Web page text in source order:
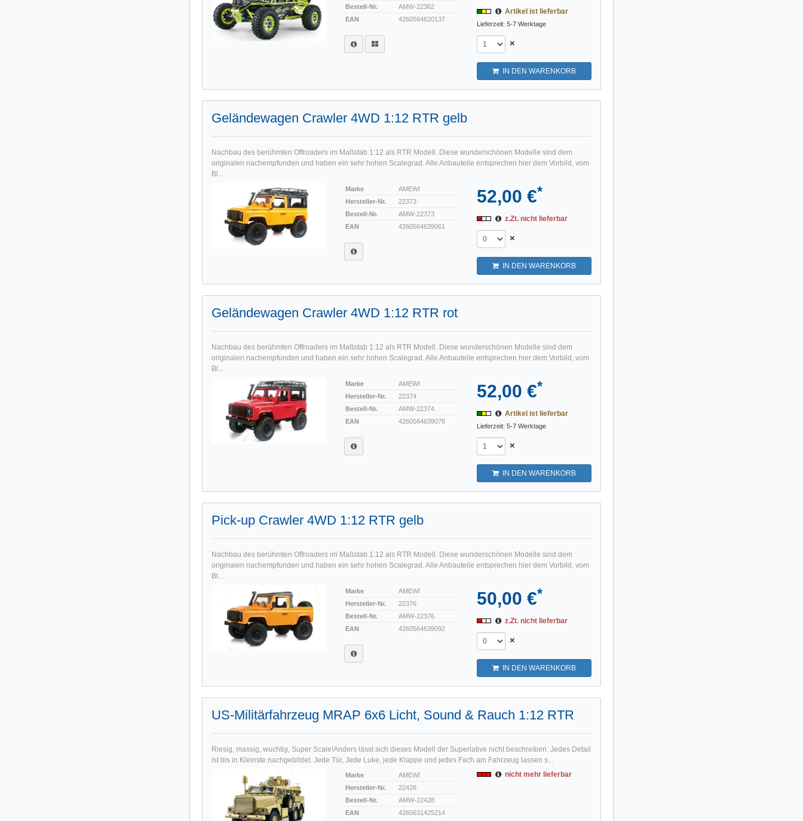
Bestell-Nr.
AMW-22362
EAN
4260564620137
Artikel ist lieferbar
Lieferzeit: 5-7 Werktage
×
IN DEN WARENKORB
Geländewagen Crawler 4WD 1:12 RTR gelb
Nachbau des berühmten Offroaders im Maßstab 1:12 als RTR Modell. Diese wunderschönen Modelle sind dem
originalen nachempfunden und haben ein sehr hohen Scalegrad. Alle Anbauteile entsprechen hier dem Vorbild, vom
Bl...
Marke
AMEWI
Hersteller-Nr.
22373
Bestell-Nr.
AMW-22373
EAN
4260564639061
52,00 €*
z.Zt. nicht lieferbar
×
IN DEN WARENKORB
Geländewagen Crawler 4WD 1:12 RTR rot
Nachbau des berühmten Offroaders im Maßstab 1:12 als RTR Modell. Diese wunderschönen Modelle sind dem
originalen nachempfunden und haben ein sehr hohen Scalegrad. Alle Anbauteile entsprechen hier dem Vorbild, vom
Bl...
Marke
AMEWI
Hersteller-Nr.
22374
Bestell-Nr.
AMW-22374
EAN
4260564639078
52,00 €*
Artikel ist lieferbar
Lieferzeit: 5-7 Werktage
×
IN DEN WARENKORB
Pick-up Crawler 4WD 1:12 RTR gelb
Nachbau des berühmten Offroaders im Maßstab 1:12 als RTR Modell. Diese wunderschönen Modelle sind dem
originalen nachempfunden und haben ein sehr hohen Scalegrad. Alle Anbauteile entsprechen hier dem Vorbild, vom
Bl...
Marke
AMEWI
Hersteller-Nr.
22376
Bestell-Nr.
AMW-22376
EAN
4260564639092
50,00 €*
z.Zt. nicht lieferbar
×
IN DEN WARENKORB
US-Militärfahrzeug MRAP 6x6 Licht, Sound & Rauch 1:12 RTR
Riesig, massig, wuchtig, Super Scale!Anders lässt sich dieses Modell der Superlative nicht beschreiben. Jedes Detail
ist bis in Kleinste nachgebildet. Jede Tür, Jede Luke, jede Klappe und jedes Fach am Fahrzeug lassen s...
Marke
AMEWI
Hersteller-Nr.
22428
Bestell-Nr.
AMW-22428
EAN
4260631425214
nicht mehr lieferbar